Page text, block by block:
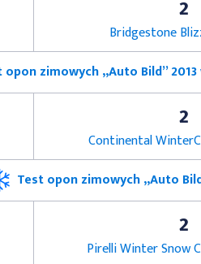
2
Bridgestone
opon zimowych „Auto Bild”
2
Continental
Test opon zimowych „Auto
2
Pirelli Winter Snow